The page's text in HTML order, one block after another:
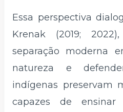
Essa perspectiva
Krenak (2019;
separação moderna
natureza e
indígenas preservam
capazes de